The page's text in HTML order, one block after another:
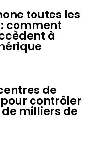
toutes les
comment
à
de
contrôler
milliers de